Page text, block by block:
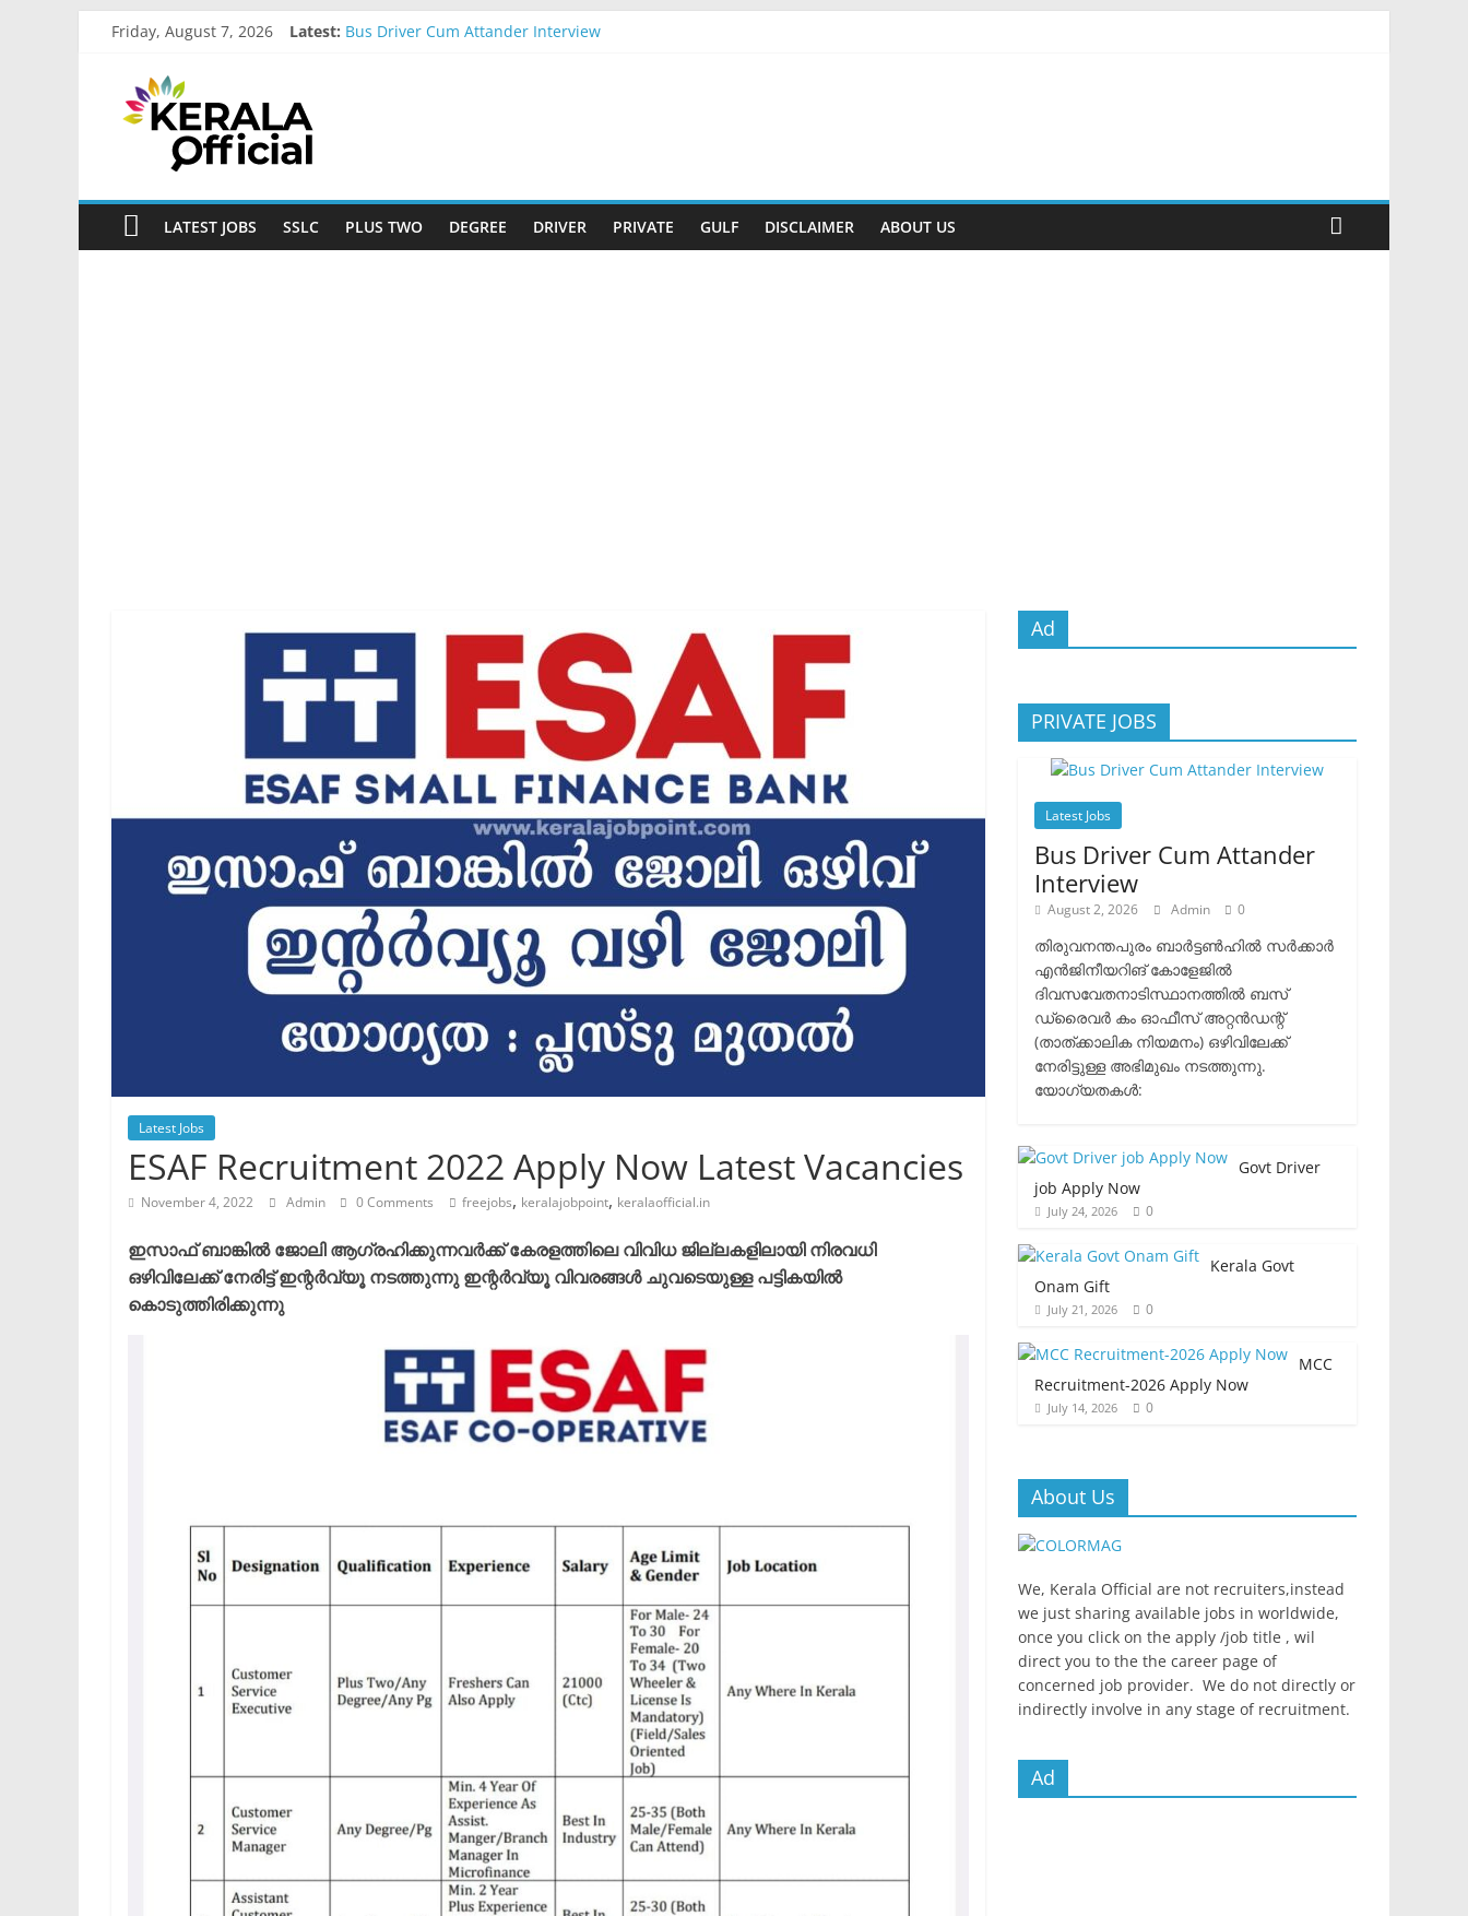
Friday, August 7, 2026 Latest: Bus Driver Cum Attander Interview
Kerala
Official
Start
somethingLATEST JOBS SSLC PLUS TWO DEGREE DRIVER PRIVATE GULF DISCLAIMER ABOUT US
Latest Jobs
ESAF Recruitment 2022 Apply Now Latest Vacancies
November 4, 2022 Admin 0 Comments freejobs, keralajobpoint, keralaofficial.in
ഇസാഫ് ബാങ്കിൽ ജോലി ആഗ്രഹിക്കുന്നവർക്ക് കേരളത്തിലെ വിവിധ ജില്ലകളിലായി നിരവധി
ഒഴിവിലേക്ക് നേരിട്ട് ഇന്റർവ്യൂ നടത്തുന്നു ഇന്റർവ്യൂ വിവരങ്ങൾ ചുവടെയുള്ള പട്ടികയിൽ
കൊടുത്തിരിക്കുന്നു
Ad
PRIVATE JOBS
Latest Jobs
Bus Driver Cum Attander
Interview
August 2, 2026 Admin 0
തിരുവനന്തപുരം ബാർട്ടൺഹിൽ സർക്കാർ
എൻജിനീയറിങ് കോളേജിൽ
ദിവസവേതനാടിസ്ഥാനത്തിൽ ബസ്
ഡ്രൈവർ കം ഓഫീസ് അറ്റൻഡന്റ്
(താത്ക്കാലിക നിയമനം) ഒഴിവിലേക്ക്
നേരിട്ടുള്ള അഭിമുഖം നടത്തുന്നു.​
യോഗ്യതകൾ:
Govt Driver
job Apply Now
July 24, 2026 0
Kerala Govt
Onam Gift
July 21, 2026 0
MCC
Recruitment-2026 Apply Now
July 14, 2026 0
About Us
We, Kerala Official are not recruiters,instead
we just sharing available jobs in worldwide,
once you click on the apply /job title , wil
direct you to the the career page of
concerned job provider. We do not directly or
indirectly involve in any stage of recruitment.
Ad